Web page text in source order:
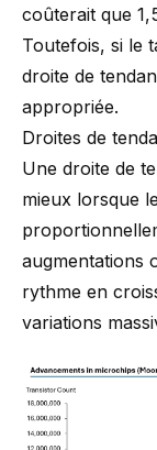
coûterait que
Toutefois, si le
droite de
appropriée.
Droites de
Une droite de
mieux lorsque
augmentations
rythme en
variations